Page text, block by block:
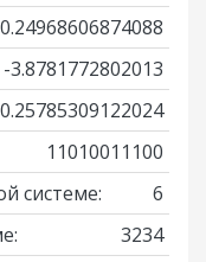
-3.8781772802013
11010011100
системе:
6
3234